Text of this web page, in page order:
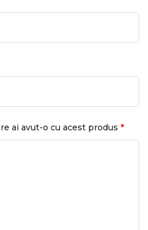
ai avut-o cu acest produs *